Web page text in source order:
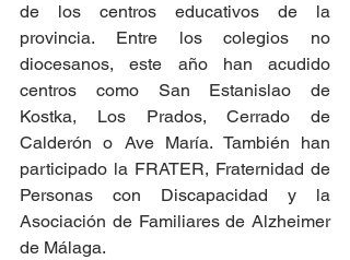
de los centros educativos de la
provincia. Entre los colegios no
diocesanos, este año han acudido
centros como San Estanislao de
Kostka, Los Prados, Cerrado de
Calderón o Ave María. También han
participado la FRATER, Fraternidad de
Personas con Discapacidad y la
Asociación de Familiares de Alzheimer
de Málaga.